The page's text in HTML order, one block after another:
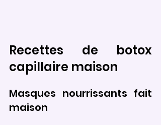
Recettes de botox
capillaire maison
Masques nourrissants fait
maison